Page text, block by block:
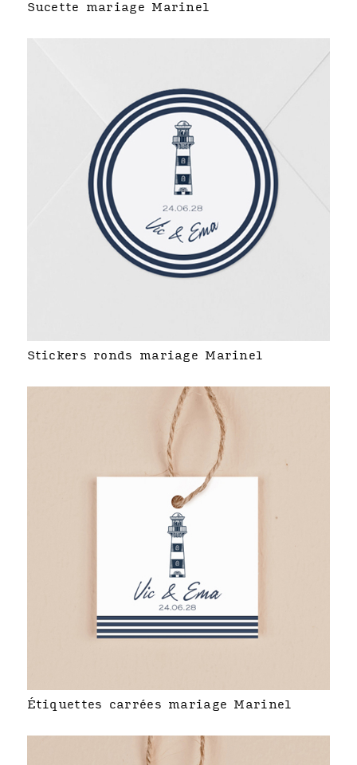
Sucette mariage Marinel
Stickers ronds mariage Marinel
Étiquettes carrées mariage Marinel